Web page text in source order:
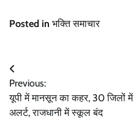
Posted in भक्ति समाचार
Post
navigation
Previous:
यूपी में मानसून का कहर, 30 जिलों में
अलर्ट, राजधानी में स्कूल बंद